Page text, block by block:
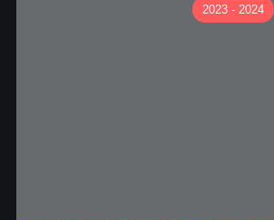
2023 - 2024